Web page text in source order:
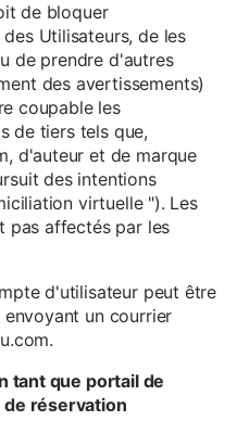
de bloquer
Utilisateurs, de les
de prendre d'autres
des avertissements)
coupable les
de tiers tels que,
d'auteur et de marque
des intentions
virtuelle "). Les
pas affectés par les
d'utilisateur peut être
un courrier
tant que portail de
réservation